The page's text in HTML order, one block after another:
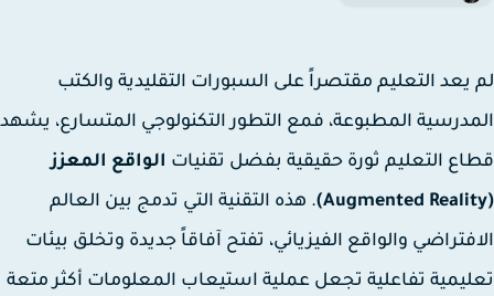
التعليم مقتصراً على السبورات التقليدية والكتب
المطبوعة، فمع التطور التكنولوجي المتسارع، يشهد
التعليم ثورة حقيقية بفضل تقنياتالواقع المعزز
. هذه التقنية التي تدمج بين العالم
والواقع الفيزيائي، تفتح آفاقاً جديدة وتخلق بيئات
تفاعلية تجعل عملية استيعاب المعلومات أكثر متعة